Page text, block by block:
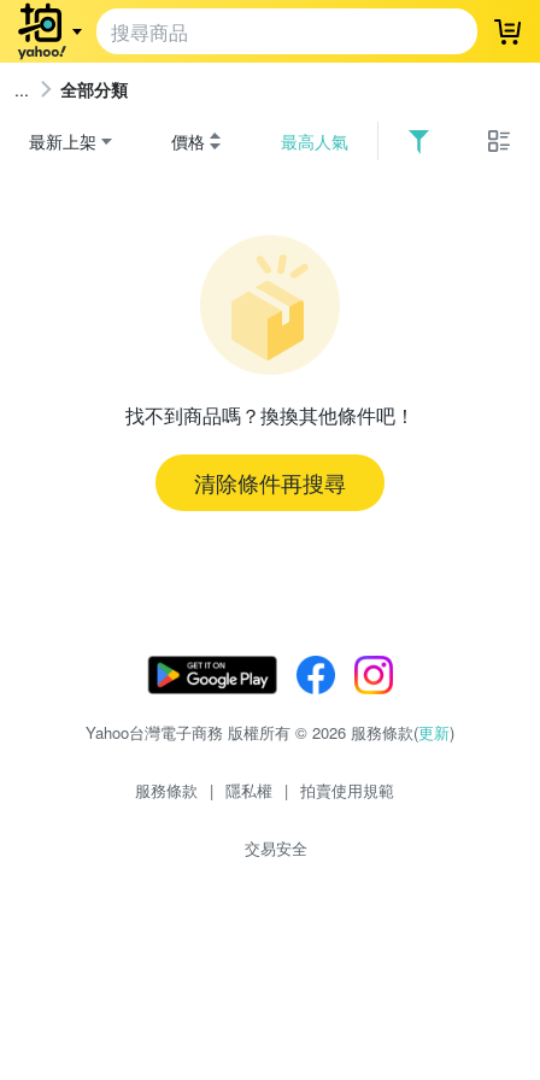
登
全部分類
最新上架 價格 最高人氣
找不到商品嗎？換換其他條件吧！
清除條件再搜尋
Yahoo台灣電子商務 版權所有 © 2026 服務條款(更新)
服務條款 | 隱私權 | 拍賣使用規範
交易安全